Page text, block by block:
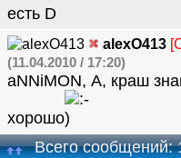
есть
alexO413
(11.04.2010 / 17:20)
aNNiMON, А, краш
хорошо
Всего сообщений: